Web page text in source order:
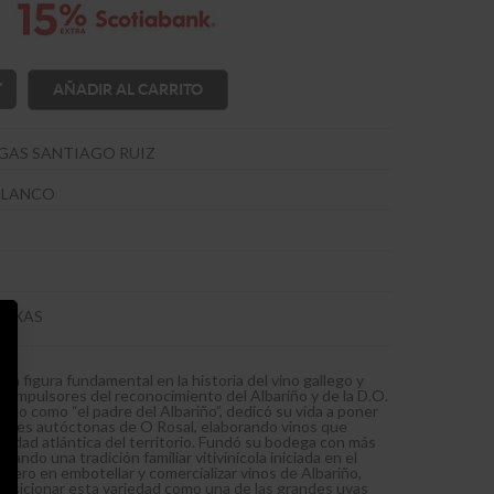
AÑADIR AL CARRITO
SANTIAGO RUIZ
figura fundamental en la historia del vino gallego y
impulsores del reconocimiento del Albariño y de la D.O.
como “el padre del Albariño”, dedicó su vida a poner
autóctonas de O Rosal, elaborando vinos que
atlántica del territorio. Fundó su bodega con más
una tradición familiar vitivinícola iniciada en el
en embotellar y comercializar vinos de Albariño,
esta variedad como una de las grandes uvas